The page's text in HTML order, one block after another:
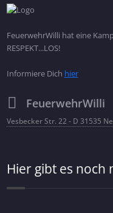
FeuerwehrWilli hat eine
RESPEKT...LOS!
Informiere Dich hier
FeuerwehrWilli
Vesbecker Str. 22 - D 31535
Hier gibt es noch